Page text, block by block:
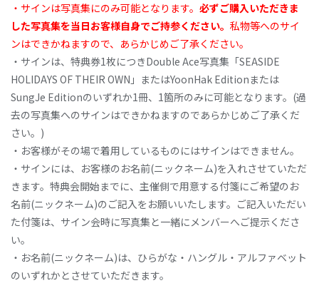
・サインは写真集にのみ可能となります。 必ずご購入いただきま
した写真集を当日お客様自身でご持参ください。 私物等へのサイ
ンはできかねますので、あらかじめご了承ください。
・サインは、特典券1枚につきDouble Ace写真集「SEASIDE
HOLIDAYS OF THEIR OWN」またはYoonHak Editionまたは
SungJe Editionのいずれか1冊、1箇所のみに可能となります。(過
去の写真集へのサインはできかねますのであらかじめご了承くだ
さい。)
・お客様がその場で着用しているものにはサインはできません。
・サインには、お客様のお名前(ニックネーム)を入れさせていただ
きます。特典会開始までに、主催側で用意する付箋にご希望のお
名前(ニックネーム)のご記入をお願いいたします。ご記入いただい
た付箋は、サイン会時に写真集と一緒にメンバーへご提示くださ
い。
・お名前(ニックネーム)は、ひらがな・ハングル・アルファベット
のいずれかとさせていただきます。